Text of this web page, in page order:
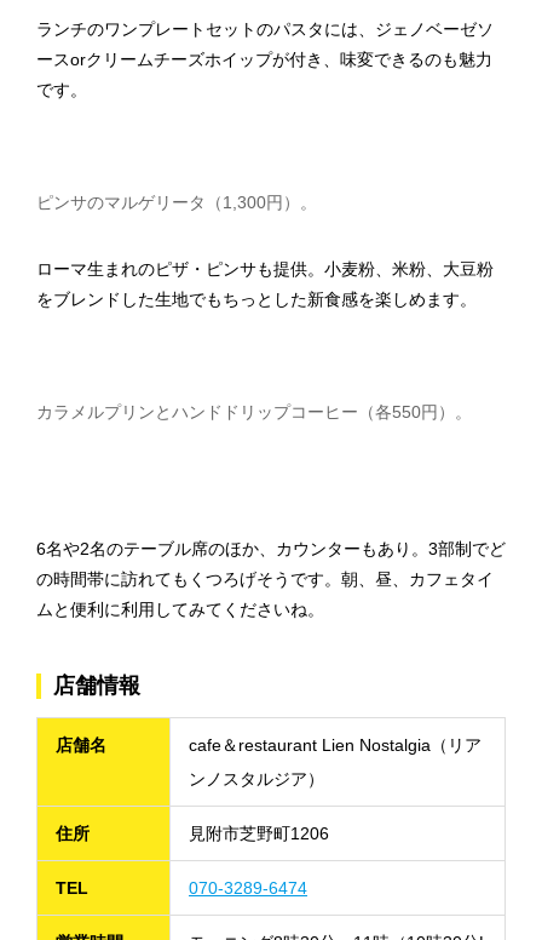
ランチのワンプレートセットのパスタには、ジェノベーゼソ
ースorクリームチーズホイップが付き、味変できるのも魅力
です。
ピンサのマルゲリータ（1,300円）。
ローマ生まれのピザ・ピンサも提供。小麦粉、米粉、大豆粉
をブレンドした生地でもちっとした新食感を楽しめます。
カラメルプリンとハンドドリップコーヒー（各550円）。
6名や2名のテーブル席のほか、カウンターもあり。3部制でど
の時間帯に訪れてもくつろげそうです。朝、昼、カフェタイ
ムと便利に利用してみてくださいね。
店舗情報
店舗名
cafe＆restaurant Lien Nostalgia（リア
ンノスタルジア）
住所 見附市芝野町1206
TEL 070-3289-6474